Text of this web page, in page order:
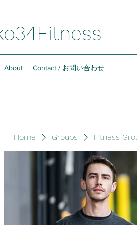
About Contact / お問い合わせ
Home Groups Fitness